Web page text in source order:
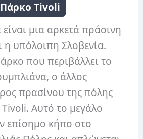
Πάρκο Tivoli
μια αρκετά πράσινη
υπόλοιπη Σλοβενία.
που περιβάλλει το
ο άλλος
πρασίνου της πόλης
Tivoli. Αυτό το μεγάλο
επίσημο κήπο στο